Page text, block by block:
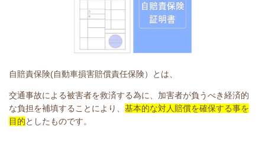
自賠責保険(自動車損害賠償責任保険）とは、
交通事故による被害者を救済する為に、加害者が負うべき経済的
な負担を補填することにより、 基本的な対人賠償を確保する事を
目的としたものです。